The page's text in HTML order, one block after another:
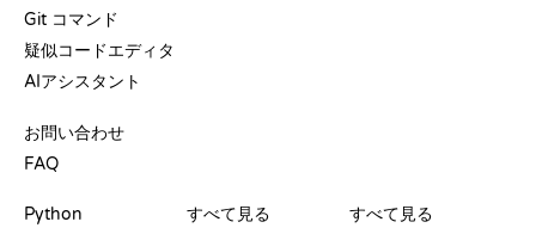
Git コマンド
疑似コードエディタ
AIアシスタント
お問い合わせ
FAQ
Python
すべて見る
すべて見る